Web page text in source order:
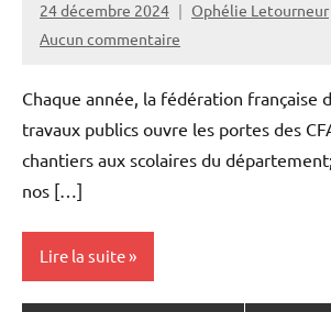
24 décembre 2024
Ophélie Letourneur
Aucun commentaire
Chaque année, la fédération française
travaux publics ouvre les portes des
chantiers aux scolaires du
nos […]
Lire la suite